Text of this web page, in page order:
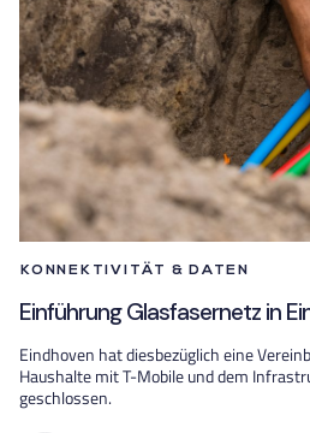
KONNEKTIVITÄT & DATEN
Einführung Glasfasernetz in
Eindhoven hat diesbezüglich eine
Haushalte mit T-Mobile und dem
geschlossen.